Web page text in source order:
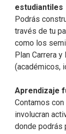
estudiantiles
Podrás
través de tu
como los
Plan Carrera
(académicos,
Aprendizaje
Contamos
involucran
donde podrás